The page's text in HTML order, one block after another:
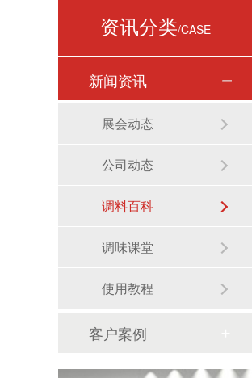
资讯分类/CASE
新闻资讯
展会动态
公司动态
调料百科
调味课堂
使用教程
客户案例